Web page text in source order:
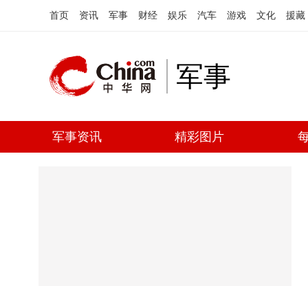
首页 资讯 军事 财经 娱乐 汽车 游戏 文化 援藏
军事
军事资讯 精彩图片